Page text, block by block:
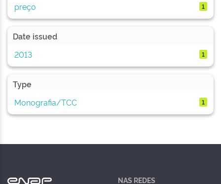
preço 1
Date issued
2013
1
Type
Monografia/TCC
1
NAS REDES